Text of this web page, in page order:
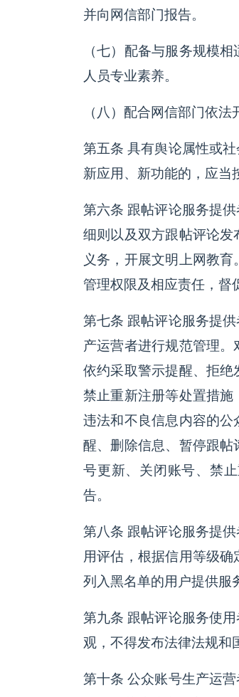
并向网信部门报告。
（七）配备与服务规模
人员专业素养。
（八）配合网信部门依
第五条 具有舆论属性或
新应用、新功能的，应当
第六条 跟帖评论服务提
细则以及双方跟帖评论
义务，开展文明上网教
管理权限及相应责任，督
第七条 跟帖评论服务提
产运营者进行规范管理
依约采取警示提醒、拒绝
禁止重新注册等处置措
违法和不良信息内容的
醒、删除信息、暂停跟
号更新、关闭账号、禁
告。
第八条 跟帖评论服务提
用评估，根据信用等级
列入黑名单的用户提供服
第九条 跟帖评论服务使
观，不得发布法律法规和
第十条 公众账号生产运